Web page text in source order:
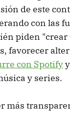
de este
con las
piden
favorecer
con Spotifyy
y series.
más